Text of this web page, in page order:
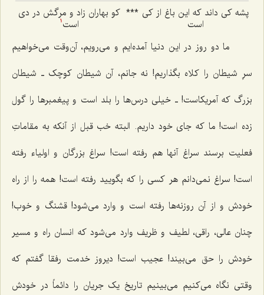
پشه کی داند که این باغ از کی
است
*** کو بهاران زاد و مرگش در دی
است 1
ما دو روز در این دنیا آمده‌ایم و مى‌رویم، آن‌وقت مى‌خواهیم
سرِ شیطان را کلاه بگذاریم! نه جانم، آن شیطان کوچک ـ شیطان
بزرگ که آمریکاست! ـ خیلى درس‌ها را بلد است و پیغمبرها را گول
زده است! ما که جاى خود داریم. البته خب قبل از آنکه به مقاماتِ
فعلیت برسند سراغ آنها هم رفته است! سراغ بزرگان و اولیاء رفته
است! سراغ نمى‌دانم هر کسی را که بگویید رفته است! همه را از راه
خودش و از آن روزنه‌ها رفته است و وارد مى‌شود! قشنگ و خوب!
چنان عالى، راقى، لطیف و ظریف وارد مى‌شود که انسان راه و مسیر
خودش را حق مى‌بیند! عجیب است! دیروز خدمت رفقا گفتم که
وقتى نگاه مى‌کنیم مى‌بینیم تاریخ یک جریان را دائماً در خودش